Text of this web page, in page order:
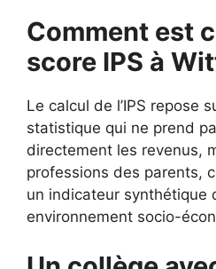
Comment est
score IPS à
Le calcul de l’IPS repose
statistique qui ne prend
directement les revenus,
professions des parents,
un indicateur synthétique
environnement socio-